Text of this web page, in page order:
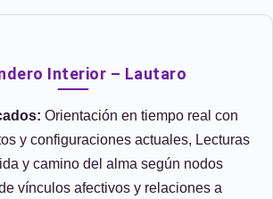
Interior – Lautaro
Orientación en tiempo real con
y configuraciones actuales, Lecturas
y camino del alma según nodos
vínculos afectivos y relaciones a